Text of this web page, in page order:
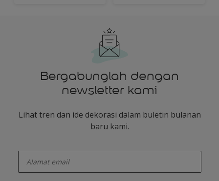
Bergabunglah dengan
newsletter kami
Lihat tren dan ide dekorasi dalam buletin bulanan
baru kami.